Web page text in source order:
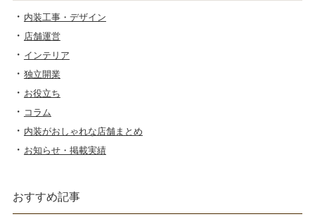
内装工事・デザイン
店舗運営
インテリア
独立開業
お役立ち
コラム
内装がおしゃれな店舗まとめ
お知らせ・掲載実績
おすすめ記事